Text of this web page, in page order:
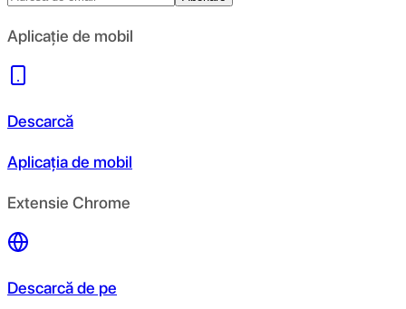
Aplicație de mobil
Descarcă
Aplicația de mobil
Extensie Chrome
Descarcă de pe